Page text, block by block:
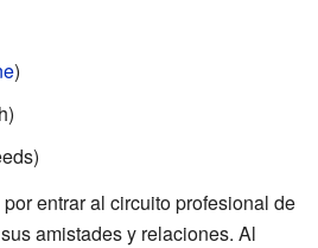
)
entrar al circuito profesional de
amistades y relaciones. Al